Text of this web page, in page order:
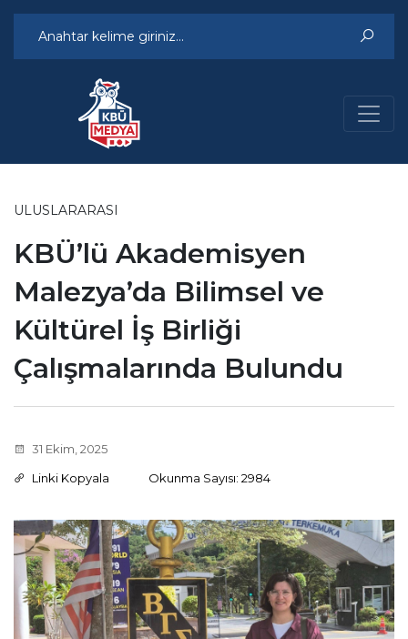
ULUSLARARASI
KBÜ’lü Akademisyen
Malezya’da Bilimsel ve
Kültürel İş Birliği
Çalışmalarında Bulundu
31 Ekim, 2025
Linki Kopyala
Okunma Sayısı: 2984